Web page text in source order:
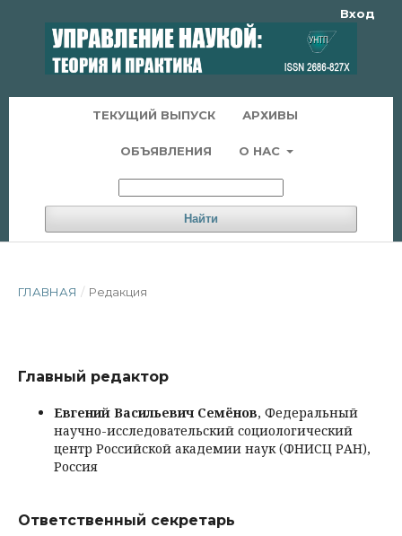
ТЕКУЩИЙ ВЫПУСК АРХИВЫ
ОБЪЯВЛЕНИЯ О НАС
Найти
Вход
ГЛАВНАЯ / Редакция
Главный редактор
Евгений Васильевич Семёнов, Федеральный
научно-исследовательский социологический
центр Российской академии наук (ФНИСЦ РАН),
Россия
Ответственный секретарь